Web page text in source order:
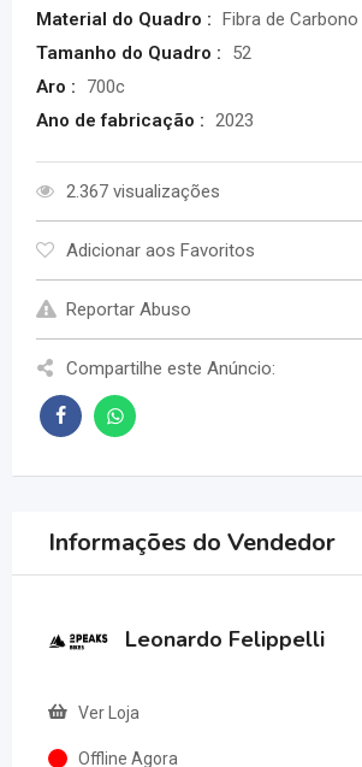
Material do Quadro : Fibra de Carbono
Tamanho do Quadro :
52
Aro :
700c
Ano de fabricação : 2023
2.367 visualizações
Adicionar aos Favoritos
Reportar Abuso
Compartilhe este Anúncio:
Informações do Vendedor
Leonardo Felippelli
Ver Loja
Offline Agora